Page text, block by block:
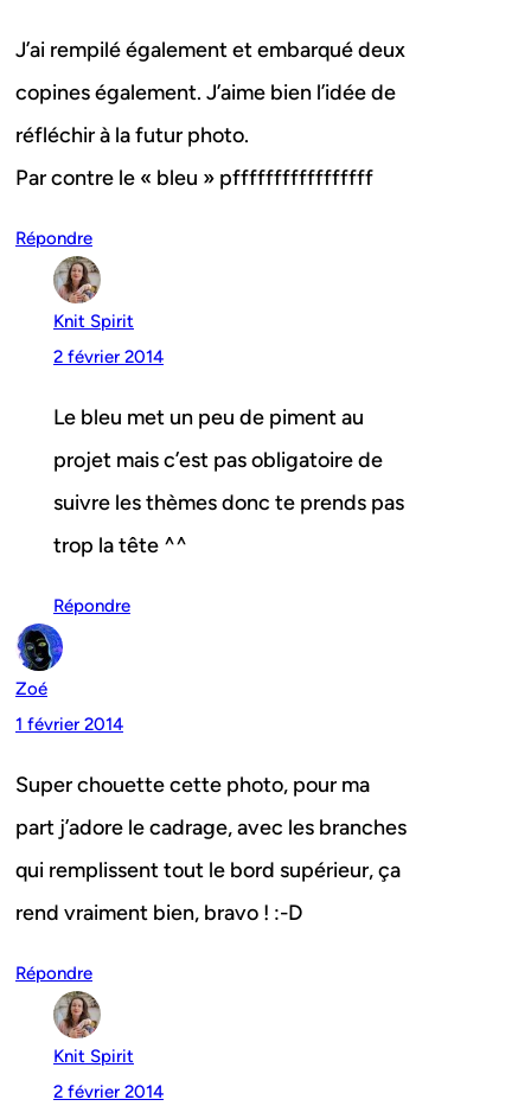
J’ai rempilé également et embarqué deux
copines également. J’aime bien l’idée de
réfléchir à la futur photo.
Par contre le « bleu » pfffffffffffffffff
Répondre
Knit Spirit
2 février 2014
Le bleu met un peu de piment au
projet mais c’est pas obligatoire de
suivre les thèmes donc te prends pas
trop la tête ^^
Répondre
Zoé
1 février 2014
Super chouette cette photo, pour ma
part j’adore le cadrage, avec les branches
qui remplissent tout le bord supérieur, ça
rend vraiment bien, bravo ! :-D
Répondre
Knit Spirit
2 février 2014